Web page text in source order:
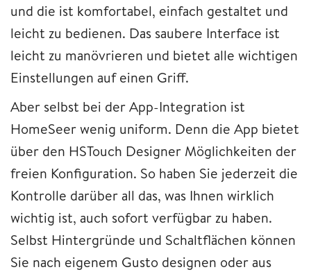
und die ist komfortabel, einfach gestaltet und
leicht zu bedienen. Das saubere Interface ist
leicht zu manövrieren und bietet alle wichtigen
Einstellungen auf einen Griff.
Aber selbst bei der App-Integration ist
HomeSeer wenig uniform. Denn die App bietet
über den HSTouch Designer Möglichkeiten der
freien Konfiguration. So haben Sie jederzeit die
Kontrolle darüber all das, was Ihnen wirklich
wichtig ist, auch sofort verfügbar zu haben.
Selbst Hintergründe und Schaltflächen können
Sie nach eigenem Gusto designen oder aus